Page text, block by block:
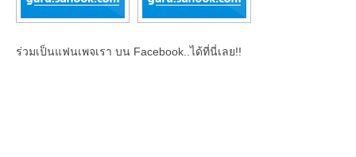
ร่วมเป็นแฟนเพจเรา บน Facebook..ได้ที่นี่เลย!!